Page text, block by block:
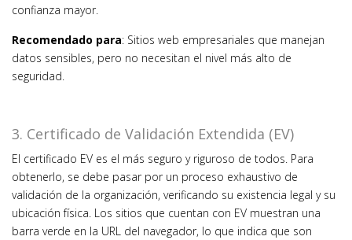
confianza mayor.
Recomendado para: Sitios web empresariales que manejan
datos sensibles, pero no necesitan el nivel más alto de
seguridad.
3. Certificado de Validación Extendida (EV)
El certificado EV es el más seguro y riguroso de todos. Para
obtenerlo, se debe pasar por un proceso exhaustivo de
validación de la organización, verificando su existencia legal y su
ubicación física. Los sitios que cuentan con EV muestran una
barra verde en la URL del navegador, lo que indica que son